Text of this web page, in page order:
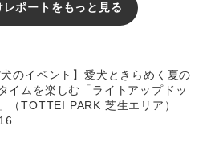
レポートをもっと見る
犬のイベント】愛犬ときらめく夏の
イムを楽しむ「ライトアップドッ
（TOTTEI PARK 芝生エリア）